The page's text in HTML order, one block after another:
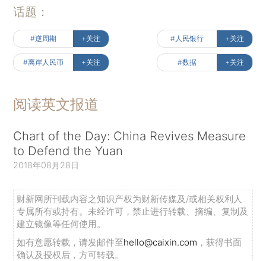
话题：
#逆周期 +关注 #人民银行 +关注
#离岸人民币 +关注 #数据 +关注
阅读英文报道
Chart of the Day: China Revives Measure
to Defend the Yuan
2018年08月28日
财新网所刊载内容之知识产权为财新传媒及/或相关权利人
专属所有或持有。未经许可，禁止进行转载、摘编、复制及
建立镜像等任何使用。
如有意愿转载，请发邮件至hello@caixin.com ，获得书面
确认及授权后，方可转载。